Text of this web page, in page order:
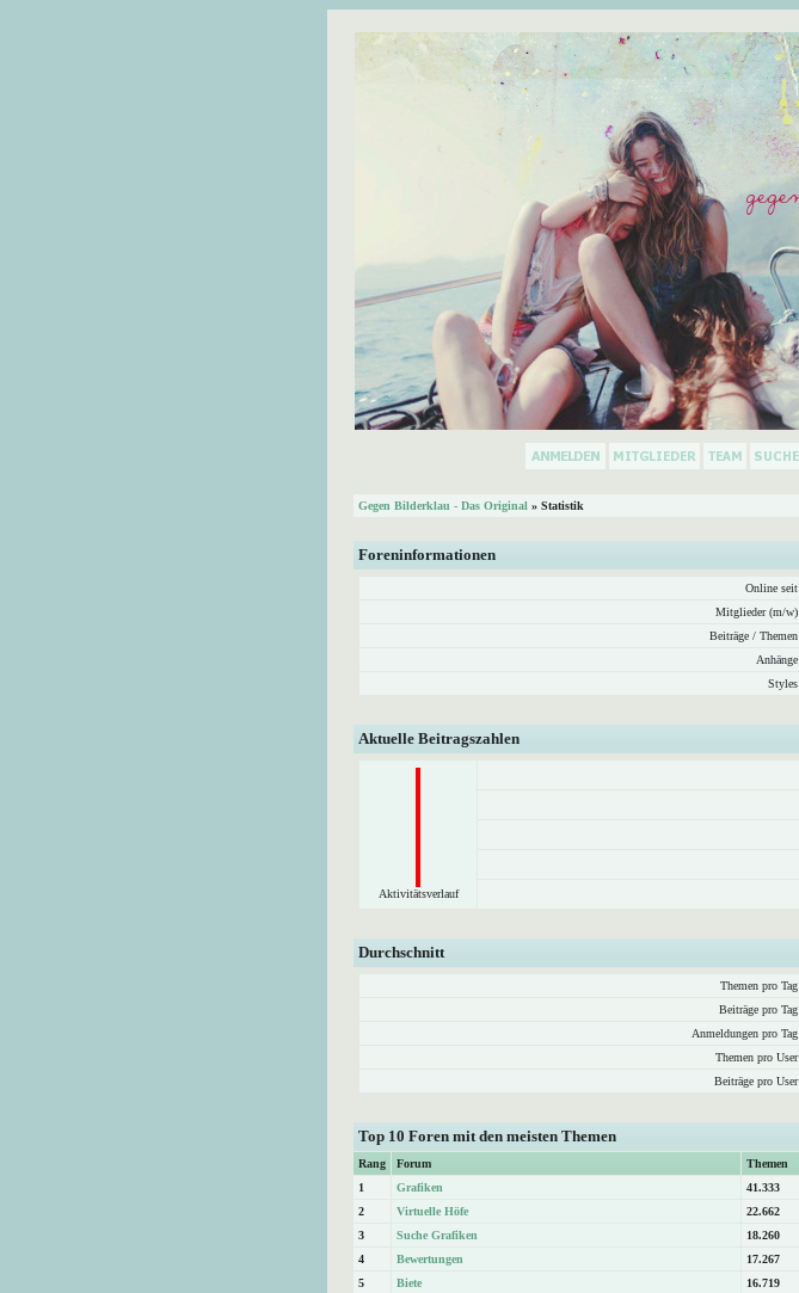
Gegen Bilderklau - Das Original » Statistik
Foreninformationen
Online seit
Mitglieder (m/w)
Beiträge / Themen
Anhänge
Styles
Aktuelle Beitragszahlen
Aktivitätsverlauf
Durchschnitt
Themen pro Tag
Beiträge pro Tag
Anmeldungen pro Tag
Themen pro User
Beiträge pro User
Top 10 Foren mit den meisten Themen
Rang Forum Themen
1
Grafiken
41.333
2
Virtuelle Höfe
22.662
3
Suche Grafiken
18.260
4
Bewertungen
17.267
5
Biete
16.719